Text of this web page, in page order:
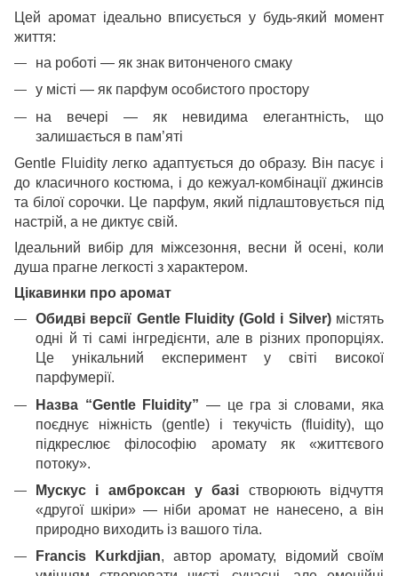
Цей аромат ідеально вписується у будь-який момент
життя:
на роботі — як знак витонченого смаку
у місті — як парфум особистого простору
на вечері — як невидима елегантність, що
залишається в пам’яті
Gentle Fluidity легко адаптується до образу. Він пасує і
до класичного костюма, і до кежуал-комбінації джинсів
та білої сорочки. Це парфум, який підлаштовується під
настрій, а не диктує свій.
Ідеальний вибір для міжсезоння, весни й осені, коли
душа прагне легкості з характером.
Цікавинки про аромат
Обидві версії Gentle Fluidity (Gold і Silver)містять
одні й ті самі інгредієнти, але в різних пропорціях.
Це унікальний експеримент у світі високої
парфумерії.
Назва “Gentle Fluidity” — це гра зі словами, яка
поєднує ніжність (gentle) і текучість (fluidity), що
підкреслює філософію аромату як «життєвого
потоку».
Мускус і амброксан у базі створюють відчуття
«другої шкіри» — ніби аромат не нанесено, а він
природно виходить із вашого тіла.
Francis Kurkdjian, автор аромату, відомий своїм